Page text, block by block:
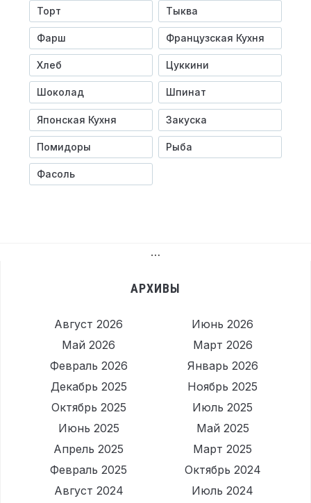
Торт Тыква
Фарш Французская Кухня
Хлеб Цуккини
Шоколад Шпинат
Японская Кухня Закуска
Помидоры Рыба
Фасоль
…
АРХИВЫ
Август 2026
Июнь 2026
Май 2026
Март 2026
Февраль 2026
Январь 2026
Декабрь 2025
Ноябрь 2025
Октябрь 2025
Июль 2025
Июнь 2025
Май 2025
Апрель 2025
Март 2025
Февраль 2025
Октябрь 2024
Август 2024
Июль 2024